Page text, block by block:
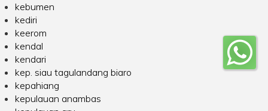
kebumen
kediri
keerom
kendal
kendari
kep. siau tagulandang biaro
kepahiang
kepulauan anambas